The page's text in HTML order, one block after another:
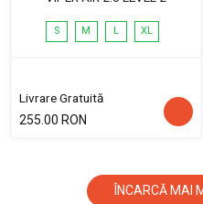
S M L XL
Livrare Gratuită
255.00 RON
ÎNCARCĂ MAI